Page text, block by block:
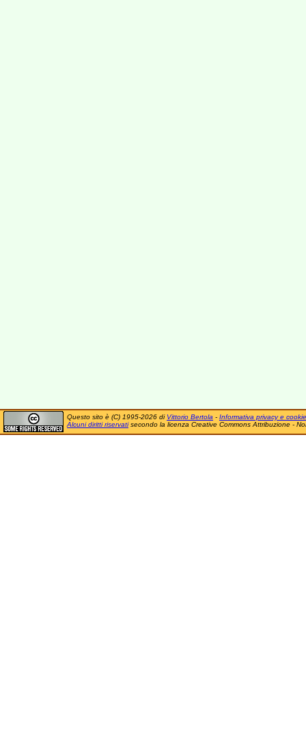
Questo sito è (C) 1995-2026 di Vittorio Bertola - Informativa privacy e cookie
Alcuni diritti riservatisecondo la licenza Creative Commons Attribuzione -